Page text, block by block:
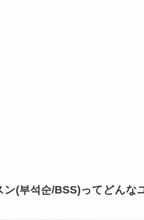
ン(부석순/BSS)ってどんな